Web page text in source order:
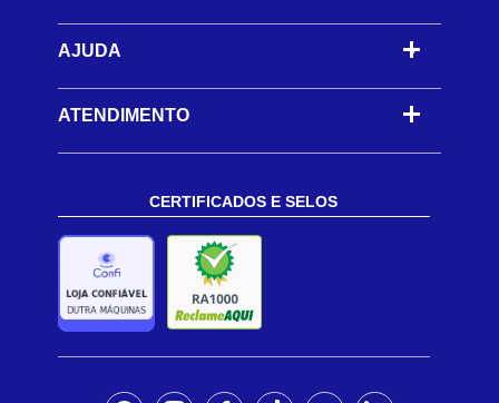
AJUDA -
ATENDIMENTO
CERTIFICADOS E SELOS